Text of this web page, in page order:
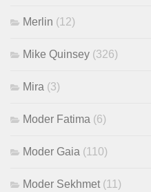
Merlin (12)
Mike Quinsey (326)
Mira (3)
Moder Fatima (6)
Moder Gaia (110)
Moder Sekhmet (11)